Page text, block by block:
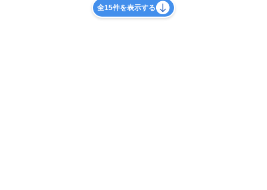
全15件を表示する